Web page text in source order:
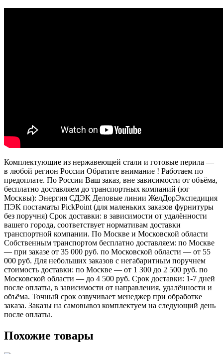
Комплектующие из нержавеющей стали и готовые перила —
в любой регион России Обратите внимание ! Работаем по
предоплате. По России Ваш заказ, вне зависимости от объёма,
бесплатно доставляем до транспортных компаний (юг
Москвы): Энергия СДЭК Деловые линии ЖелДорЭкспедиция
ПЭК постаматы PickPoint (для маленьких заказов фурнитуры
без поручня) Срок доставки: в зависимости от удалённости
вашего города, соответствует нормативам доставки
транспортной компании. По Москве и Московской области
Собственным транспортом бесплатно доставляем: по Москве
— при заказе от 35 000 руб. по Московской области — от 55
000 руб. Для небольших заказов с негабаритным поручнем
стоимость доставки: по Москве — от 1 300 до 2 500 руб. по
Московской области — до 4 500 руб. Срок доставки: 1-7 дней
после оплаты, в зависимости от направления, удалённости и
объёма. Точный срок озвучивает менеджер при обработке
заказа. Заказы на самовывоз комплектуем на следующий день
после оплаты.
Похожие товары